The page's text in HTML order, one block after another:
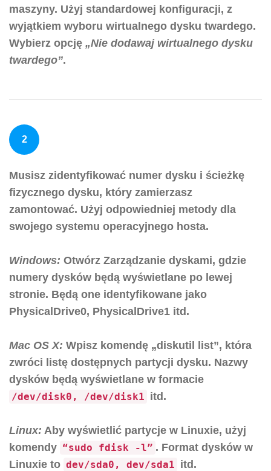
maszyny. Użyj standardowej konfiguracji, z
wyjątkiem wyboru wirtualnego dysku twardego.
Wybierz opcję „Nie dodawaj wirtualnego dysku
twardego”.
2
Musisz zidentyfikować numer dysku i ścieżkę
fizycznego dysku, który zamierzasz
zamontować. Użyj odpowiedniej metody dla
swojego systemu operacyjnego hosta.
Windows: Otwórz Zarządzanie dyskami, gdzie
numery dysków będą wyświetlane po lewej
stronie. Będą one identyfikowane jako
PhysicalDrive0, PhysicalDrive1 itd.
Mac OS X: Wpisz komendę „diskutil list”, która
zwróci listę dostępnych partycji dysku. Nazwy
dysków będą wyświetlane w formacie
/dev/disk0, /dev/disk1 itd.
Linux: Aby wyświetlić partycje w Linuxie, użyj
komendy “sudo fdisk -l” . Format dysków w
Linuxie to dev/sda0, dev/sda1 itd.